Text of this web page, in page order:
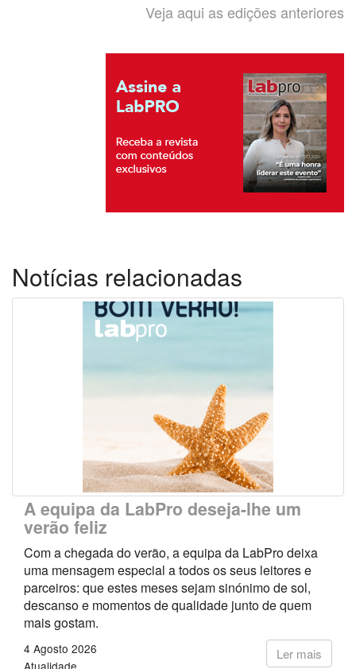
Veja aqui as edições anteriores
Notícias relacionadas
A equipa da LabPro deseja-lhe um
verão feliz
Com a chegada do verão, a equipa da LabPro deixa
uma mensagem especial a todos os seus leitores e
parceiros: que estes meses sejam sinónimo de sol,
descanso e momentos de qualidade junto de quem
mais gostam.
Ler mais
4 Agosto 2026
Atualidade